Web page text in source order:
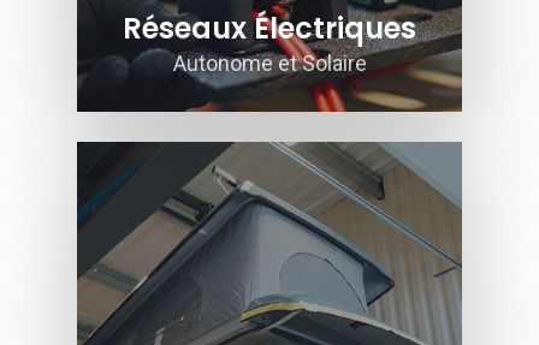
Réseaux Électriques
Autonome et Solaire